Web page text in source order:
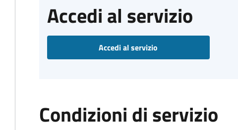
Accedi al servizio
Accedi al servizio
Condizioni di servizio